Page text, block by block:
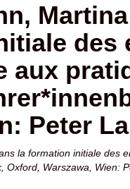
des
aux
Peter
la formation initiale des
Warszawa, Wien: